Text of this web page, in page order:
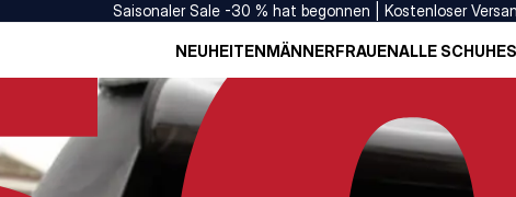
Saisonaler Sale -30 % hat begonnen | Kostenloser
NEUHEITENMÄNNERFRAUENALLE SCHUHE